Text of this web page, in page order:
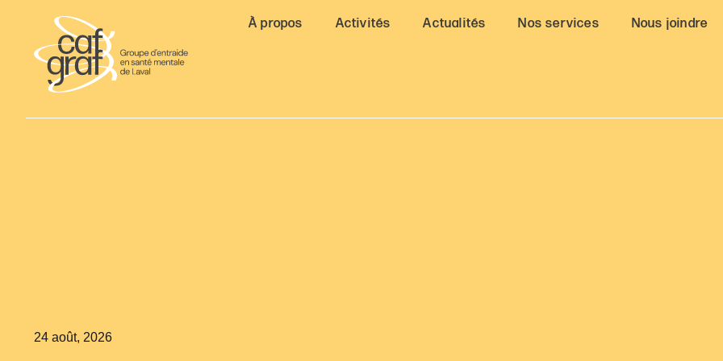
À propos Activités Actualités Nos services Nous joindre
24 août, 2026